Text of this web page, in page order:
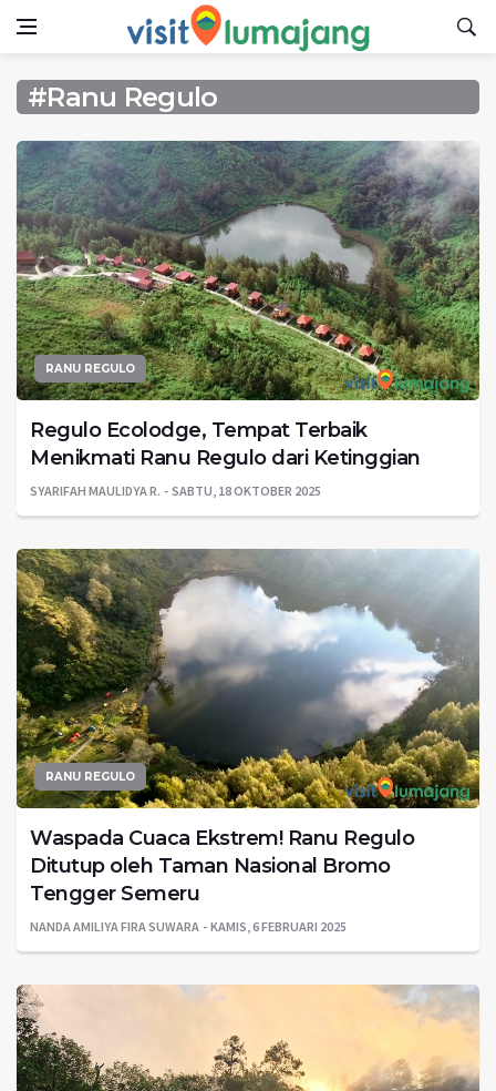
#Ranu Regulo
RANU REGULO
Regulo Ecolodge, Tempat Terbaik
Menikmati Ranu Regulo dari Ketinggian
SYARIFAH MAULIDYA R. SABTU, 18 OKTOBER 2025
RANU REGULO
Waspada Cuaca Ekstrem! Ranu Regulo
Ditutup oleh Taman Nasional Bromo
Tengger Semeru
NANDA AMILIYA FIRA SUWARA KAMIS, 6 FEBRUARI 2025